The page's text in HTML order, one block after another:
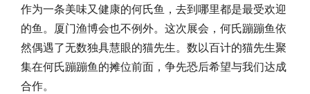
作为一条美味又健康的何氏鱼，去到哪里都是最受欢迎
的鱼。厦门渔博会也不例外。这次展会，何氏蹦蹦鱼依
然偶遇了无数独具慧眼的猫先生。数以百计的猫先生聚
集在何氏蹦蹦鱼的摊位前面，争先恐后希望与我们达成
合作。